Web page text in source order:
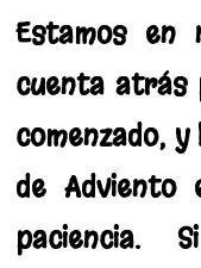
Estamos en
cuenta atrás
comenzado,
de
paciencia.